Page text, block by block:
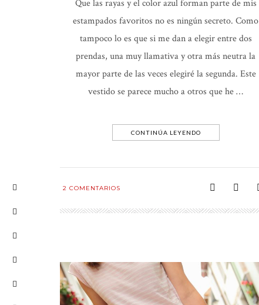
Que las rayas y el color azul forman parte de mis
estampados favoritos no es ningún secreto. Como
tampoco lo es que si me dan a elegir entre dos
prendas, una muy llamativa y otra más neutra la
mayor parte de las veces elegiré la segunda. Este
vestido se parece mucho a otros que he …
CONTINÚA LEYENDO
2 COMENTARIOS